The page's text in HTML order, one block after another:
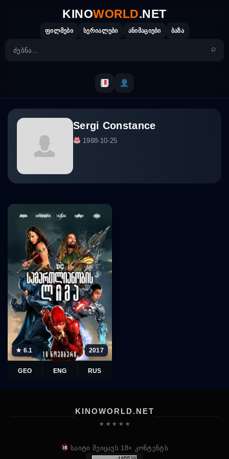
KINOWORLD.NET
ფილმები სერიალები ანიმაციები ბაზა
Sergi Constance
1988-10-25
★ 6.1 2017
GEO ENG RUS
KINOWORLD.NET
★ ★ ★ ★ ★
საიტი შეიცავს 18+ კონტენტს